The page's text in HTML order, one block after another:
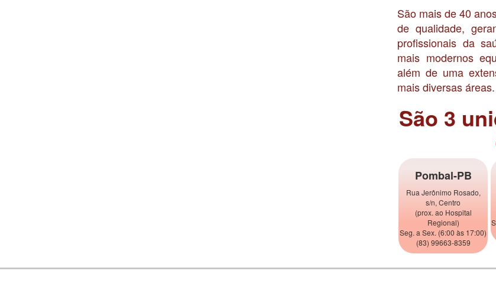
São mais de 40
de qualidade,
profissionais da
mais modernos
além de uma
mais diversas áreas.
São 3
Pombal-PB
Rua Jerônimo Rosado,
s/n, Centro
(prox. ao Hospital
Regional)
Seg. a Sex. (6:00 às 17:00)
(83) 99663-8359